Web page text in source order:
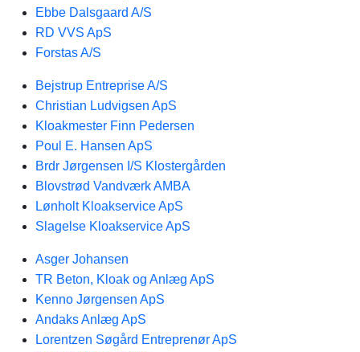
Ebbe Dalsgaard A/S
RD VVS ApS
Forstas A/S
Bejstrup Entreprise A/S
Christian Ludvigsen ApS
Kloakmester Finn Pedersen
Poul E. Hansen ApS
Brdr Jørgensen I/S Klostergården
Blovstrød Vandværk AMBA
Lønholt Kloakservice ApS
Slagelse Kloakservice ApS
Asger Johansen
TR Beton, Kloak og Anlæg ApS
Kenno Jørgensen ApS
Andaks Anlæg ApS
Lorentzen Søgård Entreprenør ApS